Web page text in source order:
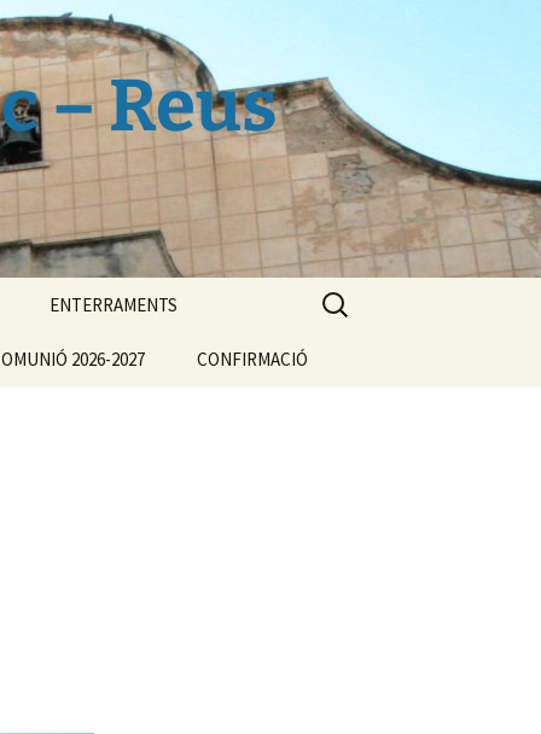
– Reus
ENTERRAMENTS
2026-2027 CONFIRMACIÓ
Cerca: